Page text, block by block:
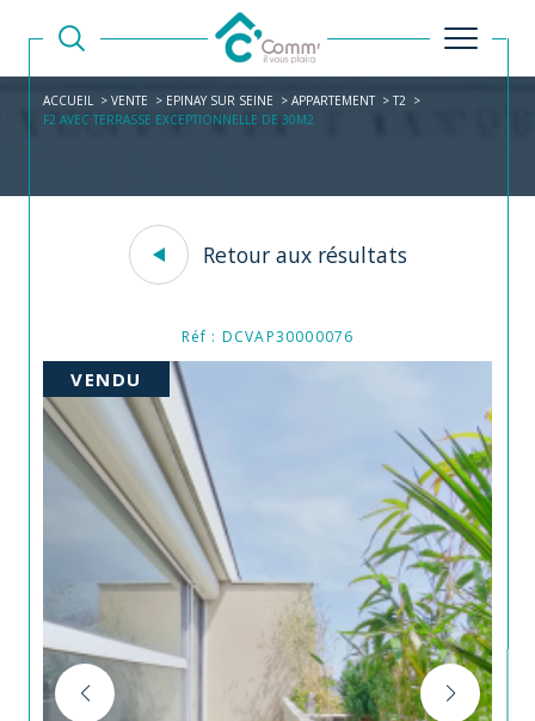
ACCUEIL VENTE EPINAY SUR SEINE APPARTEMENT
T2
F2 AVEC TERRASSE EXCEPTIONNELLE DE 30M2
Retour aux résultats
Réf : DCVAP30000076
VENDU